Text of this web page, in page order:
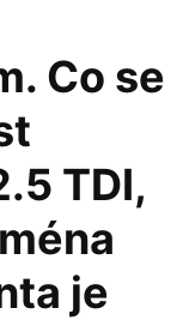
Co se
TDI,
je